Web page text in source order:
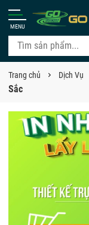
MENU
Trang chủ Dịch Vụ
Sắc